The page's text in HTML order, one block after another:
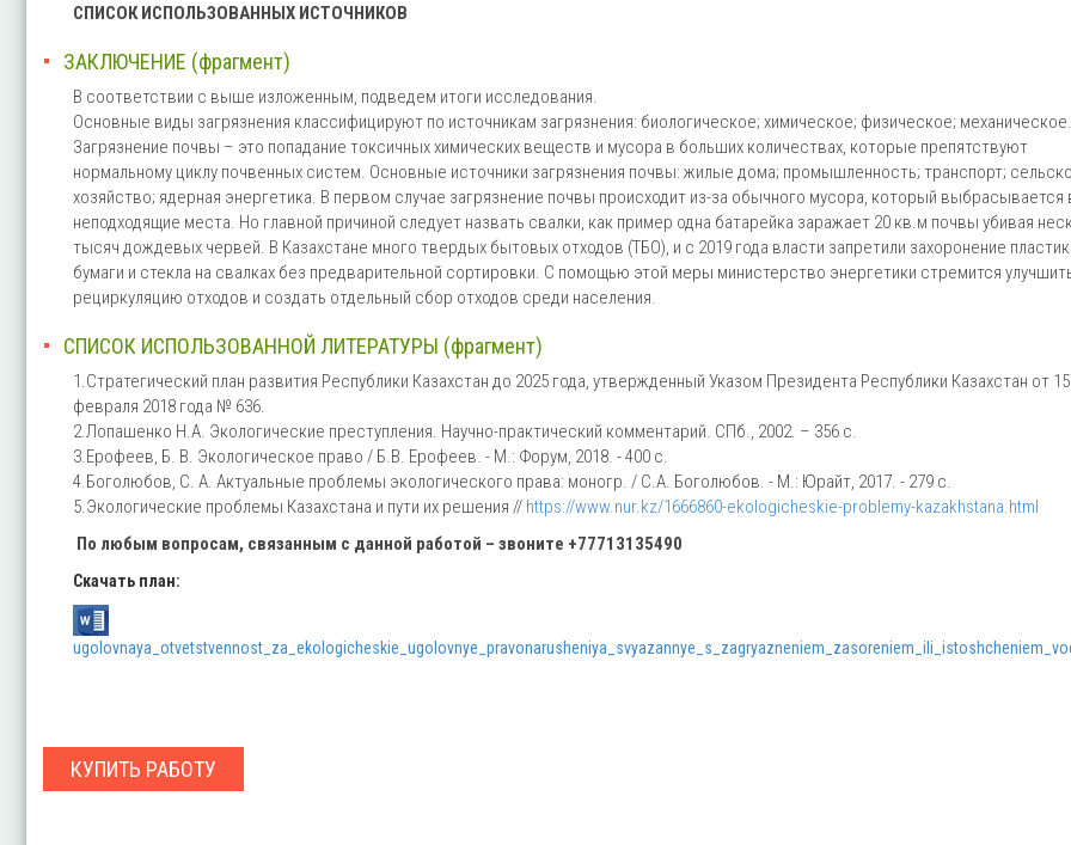
СПИСОК ИСПОЛЬЗОВАННЫХ ИСТОЧНИКОВ
ЗАКЛЮЧЕНИЕ (фрагмент)
В соответствии с выше изложенным, подведем итоги исследования.
Основные виды загрязнения классифицируют по источникам загрязнения: биологическое; химическое; физическое; механическое.
Загрязнение почвы – это попадание токсичных химических веществ и мусора в больших количествах, которые препятствуют
нормальному циклу почвенных систем. Основные источники загрязнения почвы: жилые дома; промышленность; транспорт;
хозяйство; ядерная энергетика. В первом случае загрязнение почвы происходит из-за обычного мусора, который выбрасывается
неподходящие места. Но главной причиной следует назвать свалки, как пример одна батарейка заражает 20 кв.м почвы убивая
тысяч дождевых червей. В Казахстане много твердых бытовых отходов (ТБО), и с 2019 года власти запретили захоронение
бумаги и стекла на свалках без предварительной сортировки. С помощью этой меры министерство энергетики стремится
рециркуляцию отходов и создать отдельный сбор отходов среди населения.
СПИСОК ИСПОЛЬЗОВАННОЙ ЛИТЕРАТУРЫ (фрагмент)
1.Стратегический план развития Республики Казахстан до 2025 года, утвержденный Указом Президента Республики Казахстан от 15
февраля 2018 года № 636.
2.Лопашенко Н.А. Экологические преступления. Научно-практический комментарий. СПб., 2002. – 356 с.
3.Ерофеев, Б. В. Экологическое право / Б.В. Ерофеев. - М.: Форум, 2018. - 400 c.
4.Боголюбов, С. А. Актуальные проблемы экологического права: моногр. / С.А. Боголюбов. - М.: Юрайт, 2017. - 279 c.
5.Экологические проблемы Казахстана и пути их решения // https://www.nur.kz/1666860-ekologicheskie-problemy-kazakhstana.html
По любым вопросам, связанным с данной работой – звоните +77713135490
Скачать план:
КУПИТЬ РАБОТУ